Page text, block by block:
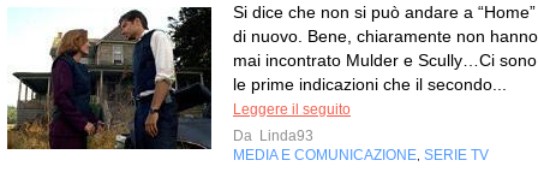
Si dice che non si può andare a “Home”
di nuovo. Bene, chiaramente non hanno
mai incontrato Mulder e Scully…Ci sono
le prime indicazioni che il secondo...
Leggere il seguito
Da Linda93
MEDIA E COMUNICAZIONE SERIE TV